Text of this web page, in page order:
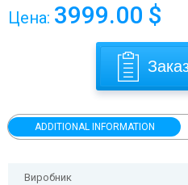
Цена: 3999.00 $
ADDITIONAL INFORMATION
Виробник